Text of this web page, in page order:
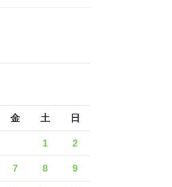
金 土 日
1 2
7 8 9